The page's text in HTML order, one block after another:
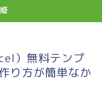
）無料テンプ
り方が簡単なか